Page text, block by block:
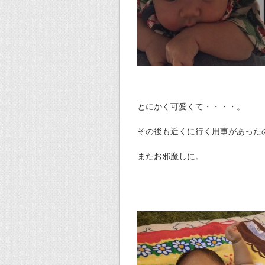
とにかく可愛くて・・・・。
その後も近くに行く用事があった
またお邪魔しに。